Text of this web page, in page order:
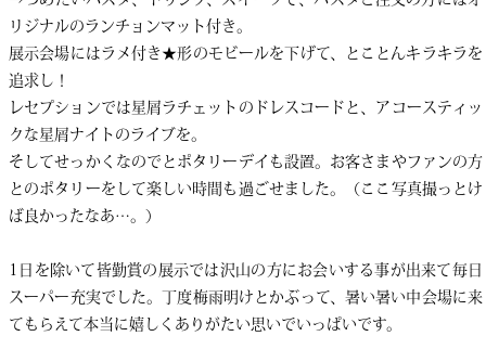
リジナルのランチョンマット付き。
展示会場にはラメ付き★形のモビールを下げて、とことんキラキラを
追求し！
レセプションでは星屑ラチェットのドレスコードと、アコースティッ
クな星屑ナイトのライブを。
そしてせっかくなのでとポタリーデイも設置。お客さまやファンの方
とのポタリーをして楽しい時間も過ごせました。（ここ写真撮っとけ
ば良かったなあ…。）
1日を除いて皆勤賞の展示では沢山の方にお会いする事が出来て毎日
スーパー充実でした。丁度梅雨明けとかぶって、暑い暑い中会場に来
てもらえて本当に嬉しくありがたい思いでいっぱいです。